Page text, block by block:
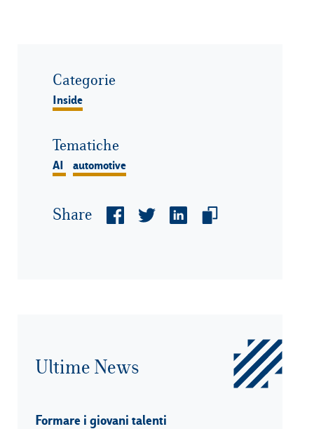
Categorie
Inside
Tematiche
AI automotive
Share
Ultime News
Formare i giovani talenti